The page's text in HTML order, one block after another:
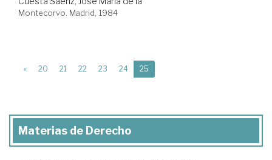
Montecorvo. Madrid, 1984
« 20 21 22 23 24 25
Materias de Derecho